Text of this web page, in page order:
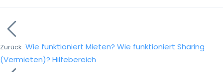
Zurück Wie funktioniert Mieten? Wie funktioniert Sharing
(Vermieten)? Hilfebereich